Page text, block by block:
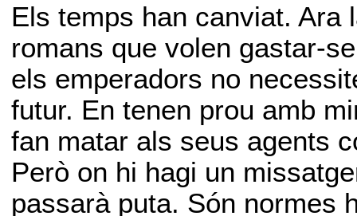
Els temps han canviat. Ara
romans que volen gastar-
els emperadors no
futur. En tenen prou amb
fan matar als seus agents
Però on hi hagi un
passarà puta. Són normes